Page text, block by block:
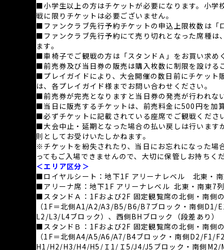
■小学生以上の方はチケットが必要になります。小学
戦に限りチケットは必要ございません。
■ファンクラブ先行予約チケットの申込上限枚数は「
■ファンクラブ先行予約にて売り切れとなった席種は
ます。
■車椅子でご観戦の方は「スタンドＡ」をお買い求め
■前売券及び当日券の販売は購入枚数に制限を設ける
■プレイガイドにより、大会開催の数日前にチケット
は、各プレイガイド様までお問い合わせください。
■前売券が完売となりますと当日券の発売が行われな
■当日に販売するチケットは、前売料金に500円を加
■必ずチケットに記載されている座席でご観戦くださ
■大会中止・延期となった場合の払い戻しは行います
則としてお受けいたしかねます。
※チケットを紛失されたり、当日にお忘れになった場
ってもご入場できませんので、大切に保管しお持ちくだ
＜エリア区分＞
■ロイヤルシート：地下1F アリーナレベル 北東・
■アリーナ席：地下1F アリーナレベル 北東・南東7
■スタンドＡ：1Fおよび2F 固定観覧席の北側・南側
（1F＝北側A1/A2/A3/B5/B6/B7ブロック・南側
L2/L3/L4ブロック）、西側BHブロック（段差あり）
■スタンドＢ：1Fおよび2F 固定観覧席の北側・南側
（1F＝北側A4/A5/A6/A7/B4ブロック・南側D2/F1/
H1/H2/H3/H4/H5/Ｉ1/Ｉ5/J4/J5ブロック・南側M2/